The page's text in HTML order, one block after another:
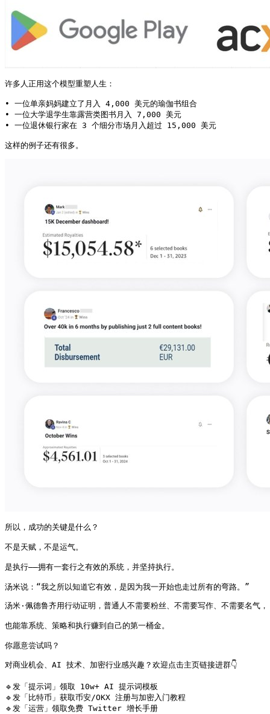
许多人正用这个模型重塑人生：
• 一位单亲妈妈建立了月入 4,000 美元的瑜伽书组合
• 一位大学退学生靠露营类图书月入 7,000 美元
• 一位退休银行家在 3 个细分市场月入超过 15,000 美元
这样的例子还有很多。
所以，成功的关键是什么？
不是天赋，不是运气。
是执行——拥有一套行之有效的系统，并坚持执行。
汤米说：“我之所以知道它有效，是因为我一开始也走过所有的弯路。”
汤米·佩德鲁齐用行动证明，普通人不需要粉丝、不需要写作、不需要名气，
也能靠系统、策略和执行赚到自己的第一桶金。
你愿意尝试吗？
对商业机会、AI 技术、加密行业感兴趣？欢迎点击主页链接进群👇
🔹发「提示词」领取 10w+ AI 提示词模板
🔹发「比特币」获取币安/OKX 注册与加密入门教程
🔹发「运营」领取免费 Twitter 增长手册